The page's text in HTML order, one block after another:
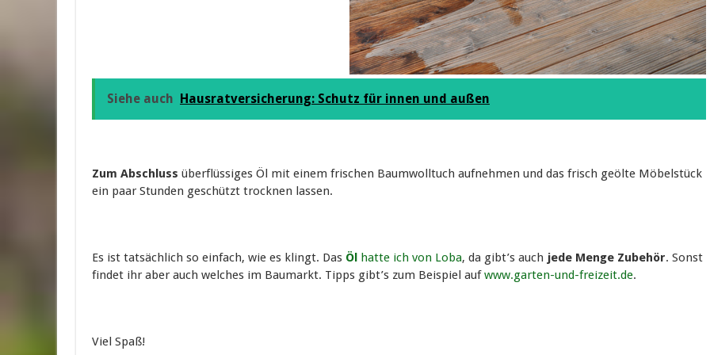
Siehe auch Hausratversicherung: Schutz für innen und außen
Zum Abschluss überflüssiges Öl mit einem frischen Baumwolltuch aufnehmen und das frisch geölte Möbelstück
ein paar Stunden geschützt trocknen lassen.
Es ist tatsächlich so einfach, wie es klingt. Das Öl hatte ich von Loba, da gibt’s auch jede Menge Zubehör. Sonst
findet ihr aber auch welches im Baumarkt. Tipps gibt’s zum Beispiel aufwww.garten-und-freizeit.de.
Viel Spaß!